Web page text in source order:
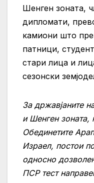
Шенген зоната,
дипломати,
камиони што
патници,
стари лица и
сезонски
За државјаните
и Шенген зоната,
Обединетите
Израел, постои
односно
ПСР тест